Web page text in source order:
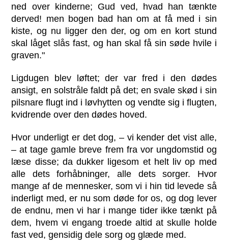
ned over kinderne; Gud ved, hvad han tænkte
derved! men bogen bad han om at få med i sin
kiste, og nu ligger den der, og om en kort stund
skal låget slås fast, og han skal få sin søde hvile i
graven."
Ligdugen blev løftet; der var fred i den dødes
ansigt, en solstråle faldt på det; en svale skød i sin
pilsnare flugt ind i løvhytten og vendte sig i flugten,
kvidrende over den dødes hoved.
Hvor underligt er det dog, – vi kender det vist alle,
– at tage gamle breve frem fra vor ungdomstid og
læse disse; da dukker ligesom et helt liv op med
alle dets forhåbninger, alle dets sorger. Hvor
mange af de mennesker, som vi i hin tid levede så
inderligt med, er nu som døde for os, og dog lever
de endnu, men vi har i mange tider ikke tænkt på
dem, hvem vi engang troede altid at skulle holde
fast ved, gensidig dele sorg og glæde med.